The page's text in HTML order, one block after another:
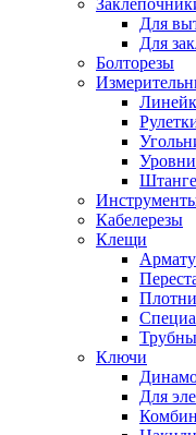
Для
Для
Болторезы
Уровни
Кабелерезы
Клещи
Ключи
Для